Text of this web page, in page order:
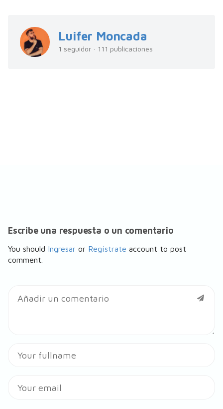
Luifer Moncada
1 seguidor · 111 publicaciones
Escribe una respuesta o un comentario
You should Ingresar or Regístrate account to post
comment.